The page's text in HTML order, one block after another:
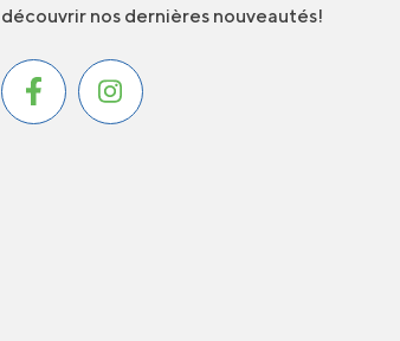
découvrir nos dernières nouveautés!